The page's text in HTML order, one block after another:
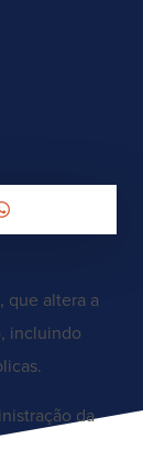
que altera a
incluindo
da